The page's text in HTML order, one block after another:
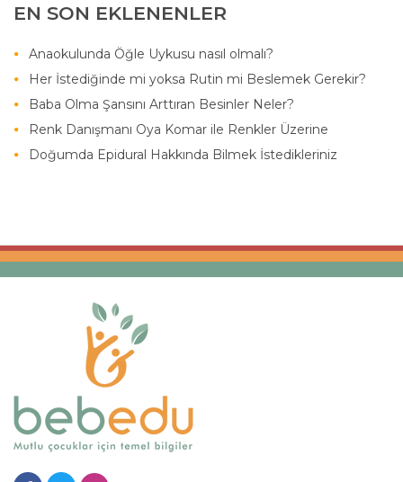
EN SON EKLENENLER
Anaokulunda Öğle Uykusu nasıl olmalı?
Her İstediğinde mi yoksa Rutin mi Beslemek Gerekir?
Baba Olma Şansını Arttıran Besinler Neler?
Renk Danışmanı Oya Komar ile Renkler Üzerine
Doğumda Epidural Hakkında Bilmek İstedikleriniz